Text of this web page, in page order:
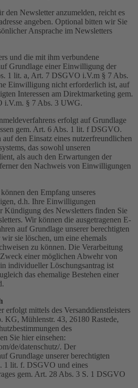
den Newsletter anzumelden, reicht es
angeben. Optional bitten wir Sie
Ansprache im Newsletters
und die mit ihm verbundene
Grundlage einer Einwilligung der
1 lit. a, Art. 7 DSGVO i.V.m § 7 Abs.
Einwilligung nicht erforderlich ist, auf
Interessen am Direktmarketing gem.
i.V.m. § 7 Abs. 3 UWG.
erfolgt auf Grundlage
gem. Art. 6 Abs. 1 lit. f DSGVO.
den Einsatz eines nutzerfreundlichen
das sowohl unseren
als auch den Erwartungen der
den Nachweis von Einwilligungen
den Empfang unseres
d.h. Ihre Einwilligungen
des Newsletters finden Sie
Wir können die ausgetragenen E-
auf Grundlage unserer berechtigten
sie löschen, um eine ehemals
zu können. Die Verarbeitung
einer möglichen Abwehr von
individueller Löschungsantrag ist
das ehemalige Bestehen einer
erfolgt mittels des Versanddienstleisters
KG, Mühlenstr. 43, 26180 Rastede,
des
Sie hier einsehen:
de/datenschutz/. Der
Grundlage unserer berechtigten
1 lit. f. DSGVO und eines
gem. Art. 28 Abs. 3 S. 1 DSGVO